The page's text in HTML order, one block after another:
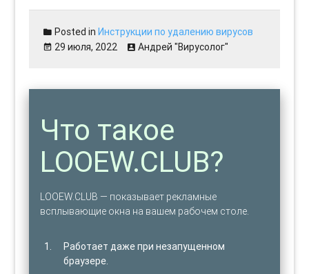
Posted inИнструкции по удалению вирусов
29 июля, 2022
Андрей "Вирусолог"
Что такое
LOOEW.CLUB?
LOOEW.CLUB — показывает рекламные
всплывающие окна на вашем рабочем столе.
Работает даже при незапущенном
браузере.